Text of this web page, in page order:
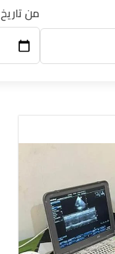
من تاريخ